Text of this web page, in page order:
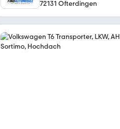
72131 Ofterdingen